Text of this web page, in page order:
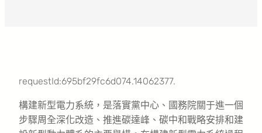
requestId:695bf29fc6d074.14062377.
構建新型電力系統，是落實黨中心、國務院關于進一個
步驟周全深化改造、推進碳達峰、碳中和戰略安排和建